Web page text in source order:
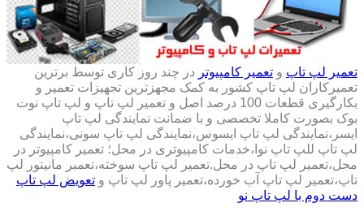
تعمیر لپ تاپ و تعمیر کامپیوتر در چند روز کاری توسط برترین
تعمیرکاران لپ تاپ کشور به کمک مجهزترین تجهیزات تعمیر و
بکارگیری قطعات 100 درصد اصل و تعمیر لپ تاپ و لپ تاپ نوت
بوک بصورت کاملا تخصصی و با ضمانت نمایندگی لپ تاپ
ایسر،نمایندگی لپ تاپ ایسوس،نمایندگی لپ تاپ سونی،نمایندگی
لپ تاپ للپ تاپ نوا،خدمات کامپیوتری در محل؛ تعمیر کامپیوتر در
محل،تعمیر لپ تاپ در محل.تعمیر لپ تاپ سوخته،تعمبر مانیتور لپ
تاپ،تعمیر لپ تاپ آب خورده،تعمیر پاور لپ تاپ و تعویض لپ تاپ
دست دوم با لپ تاپ نو